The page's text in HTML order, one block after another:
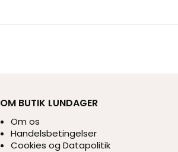
OM BUTIK LUNDAGER
Om os
Handelsbetingelser
Cookies og Datapolitik